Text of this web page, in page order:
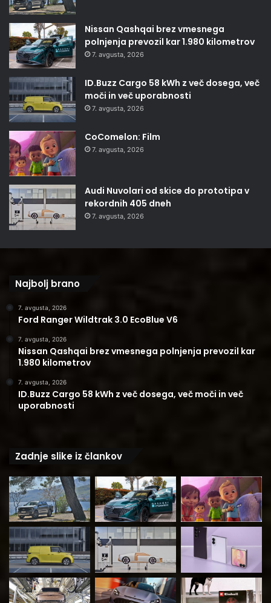
Nissan Qashqai brez vmesnega
polnjenja prevozil kar 1.980 kilometrov
7. avgusta, 2026
ID.Buzz Cargo 58 kWh z več dosega, več
moči in več uporabnosti
7. avgusta, 2026
CoComelon: Film
7. avgusta, 2026
Audi Nuvolari od skice do prototipa v
rekordnih 405 dneh
7. avgusta, 2026
Najbolj brano
7. avgusta, 2026
Ford Ranger Wildtrak 3.0 EcoBlue V6
7. avgusta, 2026
Nissan Qashqai brez vmesnega polnjenja prevozil kar
1.980 kilometrov
7. avgusta, 2026
ID.Buzz Cargo 58 kWh z več dosega, več moči in več
uporabnosti
Zadnje slike iz člankov